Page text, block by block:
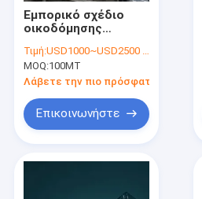
Εμπορικό σχέδιο
οικοδόμησης
ανόδου γραφείων
υψηλό
Τιμή:USD1000~USD2500 per ton
MOQ:100MT
Λάβετε την πιο πρόσφατη τιμή
Επικοινωνήστε